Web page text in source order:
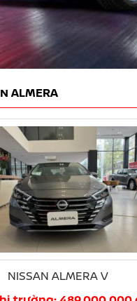
ALMERA
NISSAN ALMERA V